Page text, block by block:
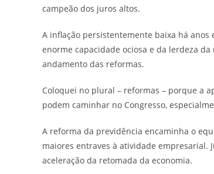
campeão dos juros altos.
A inflação persistentemente baixa há
enorme capacidade ociosa e da lerdeza
andamento das reformas.
Coloquei no plural – reformas – porque a
podem caminhar no Congresso,
A reforma da previdência encaminha o
maiores entraves à atividade empresarial.
aceleração da retomada da economia.